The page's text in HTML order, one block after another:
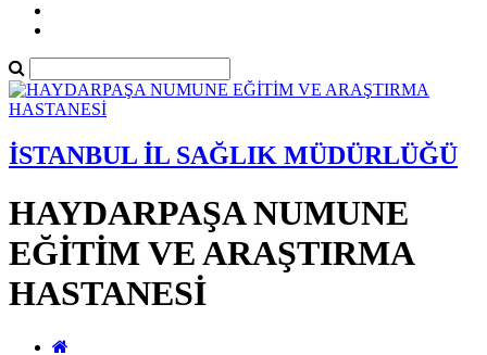
İSTANBUL İL SAĞLIK MÜDÜRLÜĞÜ
HAYDARPAŞA NUMUNE
EĞİTİM VE ARAŞTIRMA
HASTANESİ